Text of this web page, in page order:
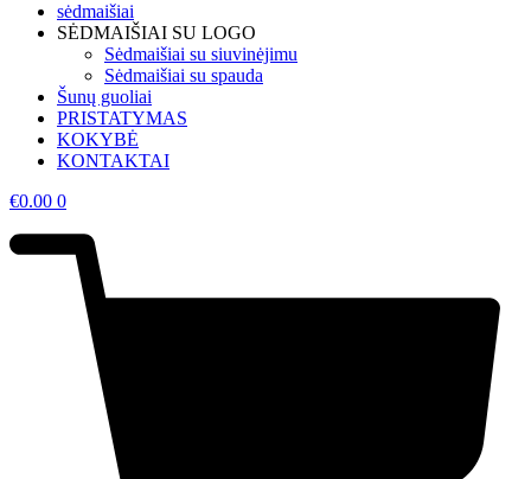
sėdmaišiai
SĖDMAIŠIAI SU LOGO
Sėdmaišiai su siuvinėjimu
Sėdmaišiai su spauda
Šunų guoliai
PRISTATYMAS
KOKYBĖ
KONTAKTAI
€0.00 0